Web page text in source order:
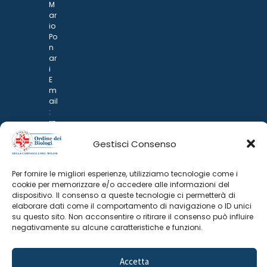
Gestisci Consenso
Per fornire le migliori esperienze, utilizziamo tecnologie come i
cookie per memorizzare e/o accedere alle informazioni del
dispositivo. Il consenso a queste tecnologie ci permetterà di
elaborare dati come il comportamento di navigazione o ID unici
su questo sito. Non acconsentire o ritirare il consenso può influire
negativamente su alcune caratteristiche e funzioni.
Accetta
M
ar
io
Po
n
ar
i
E
m
ail
:
rp
d
@
p
n
ar
i.it